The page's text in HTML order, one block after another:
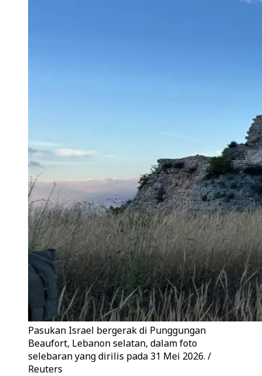
Pasukan Israel bergerak di Punggungan
Beaufort, Lebanon selatan, dalam foto
selebaran yang dirilis pada 31 Mei 2026. /
Reuters